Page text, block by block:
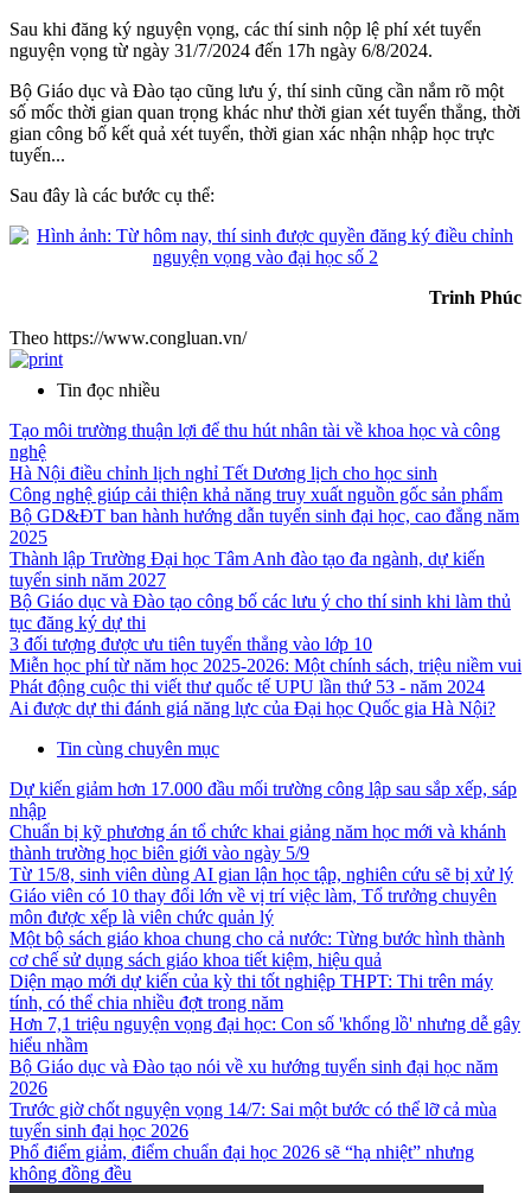
Sau khi đăng ký nguyện vọng, các thí sinh nộp lệ phí xét tuyển
nguyện vọng từ ngày 31/7/2024 đến 17h ngày 6/8/2024.
Bộ Giáo dục và Đào tạo cũng lưu ý, thí sinh cũng cần nắm rõ một
số mốc thời gian quan trọng khác như thời gian xét tuyển thẳng, thời
gian công bố kết quả xét tuyển, thời gian xác nhận nhập học trực
tuyến...
Sau đây là các bước cụ thể:
Trinh Phúc
Theo https://www.congluan.vn/
Tin đọc nhiều
Tạo môi trường thuận lợi để thu hút nhân tài về khoa học và công
nghệ
Hà Nội điều chỉnh lịch nghỉ Tết Dương lịch cho học sinh
Công nghệ giúp cải thiện khả năng truy xuất nguồn gốc sản phẩm
Bộ GD&ĐT ban hành hướng dẫn tuyển sinh đại học, cao đẳng năm
2025
Thành lập Trường Đại học Tâm Anh đào tạo đa ngành, dự kiến
tuyển sinh năm 2027
Bộ Giáo dục và Đào tạo công bố các lưu ý cho thí sinh khi làm thủ
tục đăng ký dự thi
3 đối tượng được ưu tiên tuyển thẳng vào lớp 10
Miễn học phí từ năm học 2025-2026: Một chính sách, triệu niềm vui
Phát động cuộc thi viết thư quốc tế UPU lần thứ 53 - năm 2024
Ai được dự thi đánh giá năng lực của Đại học Quốc gia Hà Nội?
Tin cùng chuyên mục
Dự kiến giảm hơn 17.000 đầu mối trường công lập sau sắp xếp, sáp
nhập
Chuẩn bị kỹ phương án tổ chức khai giảng năm học mới và khánh
thành trường học biên giới vào ngày 5/9
Từ 15/8, sinh viên dùng AI gian lận học tập, nghiên cứu sẽ bị xử lý
Giáo viên có 10 thay đổi lớn về vị trí việc làm, Tổ trưởng chuyên
môn được xếp là viên chức quản lý
Một bộ sách giáo khoa chung cho cả nước: Từng bước hình thành
cơ chế sử dụng sách giáo khoa tiết kiệm, hiệu quả
Diện mạo mới dự kiến của kỳ thi tốt nghiệp THPT: Thi trên máy
tính, có thể chia nhiều đợt trong năm
Hơn 7,1 triệu nguyện vọng đại học: Con số 'khổng lồ' nhưng dễ gây
hiểu nhầm
Bộ Giáo dục và Đào tạo nói về xu hướng tuyển sinh đại học năm
2026
Trước giờ chốt nguyện vọng 14/7: Sai một bước có thể lỡ cả mùa
tuyển sinh đại học 2026
Phổ điểm giảm, điểm chuẩn đại học 2026 sẽ “hạ nhiệt” nhưng
không đồng đều